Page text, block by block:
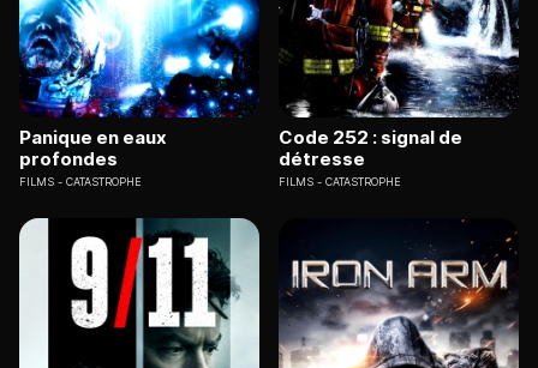
Panique en eaux
profondes
FILMS CATASTROPHE
Code 252 : signal de
détresse
FILMS CATASTROPHE